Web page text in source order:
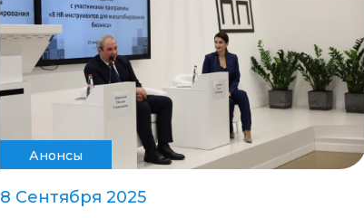
Анонсы
8 Сентября 2025